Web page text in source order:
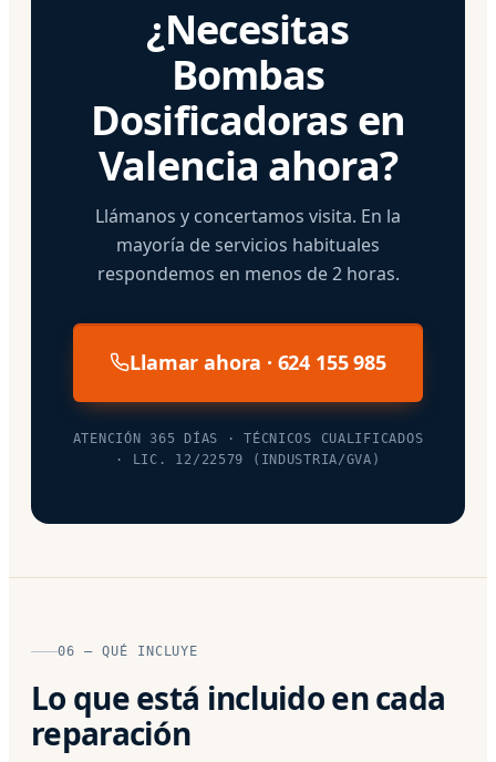
¿Necesitas
Bombas
Dosificadoras en
Valencia ahora?
Llámanos y concertamos visita. En la
mayoría de servicios habituales
respondemos en menos de 2 horas.
Llamar ahora · 624 155 985
ATENCIÓN 365 DÍAS · TÉCNICOS CUALIFICADOS
· LIC. 12/22579 (INDUSTRIA/GVA)
06 — QUÉ INCLUYE
Lo que está incluido en cada
reparación